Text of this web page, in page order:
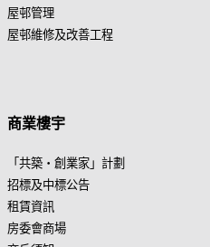
屋邨管理
屋邨維修及改善工程
商業樓宇
「共築・創業家」計劃
招標及中標公告
租賃資訊
房委會商場